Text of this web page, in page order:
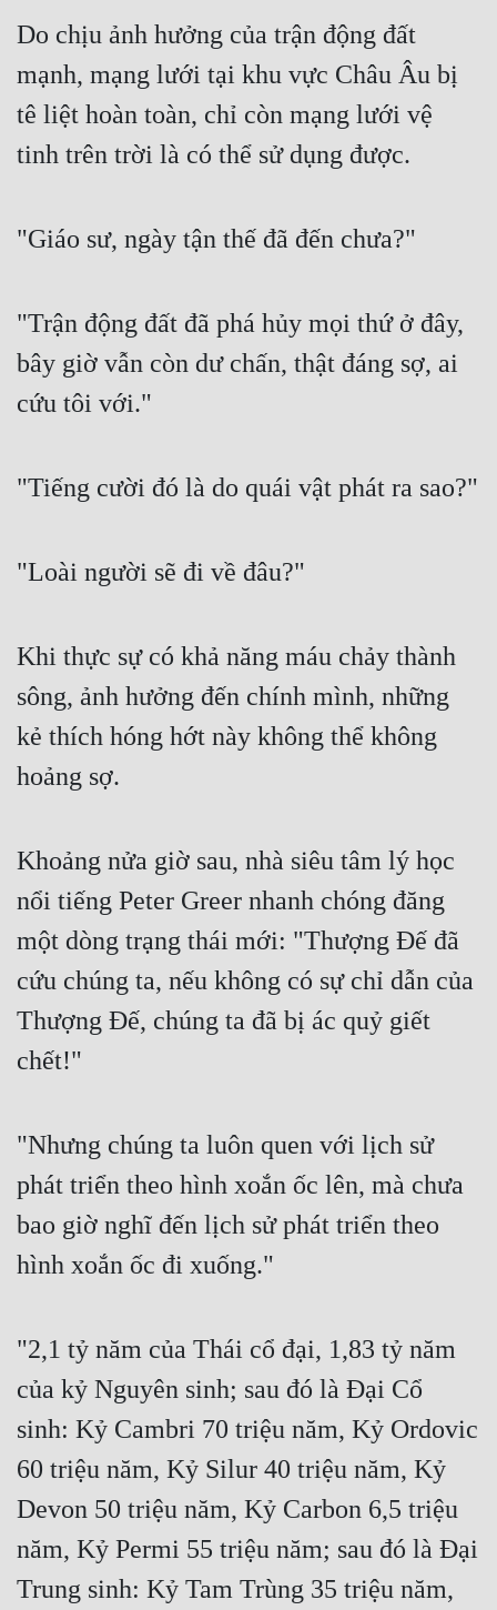
Linh Dị
Làm Giàu
Lịch Sử
Mưu Mô
Mỹ Thực
Ngược
Nữ Cường
Phản Phái
Quân Sự
Sảng Văn
Sắc
Sủng
Tiên Hiệp
Tiểu Thuyết
Trinh Thám
Trùng Sinh
Tu Chân
Tu Tiên
Tội Phạm
Vô Địch
Võng Du
Xuyên Không
Xuyên Nhanh
Xuyên Thư
Điền Văn
Do chịu ảnh hưởng của trận động đất
mạnh, mạng lưới tại khu vực Châu Âu bị
tê liệt hoàn toàn, chỉ còn mạng lưới vệ
tinh trên trời là có thể sử dụng được.
"Giáo sư, ngày tận thế đã đến chưa?"
"Trận động đất đã phá hủy mọi thứ ở đây,
bây giờ vẫn còn dư chấn, thật đáng sợ, ai
cứu tôi với."
"Tiếng cười đó là do quái vật phát ra sao?"
"Loài người sẽ đi về đâu?"
Khi thực sự có khả năng máu chảy thành
sông, ảnh hưởng đến chính mình, những
kẻ thích hóng hớt này không thể không
hoảng sợ.
Khoảng nửa giờ sau, nhà siêu tâm lý học
nổi tiếng Peter Greer nhanh chóng đăng
một dòng trạng thái mới: "Thượng Đế đã
cứu chúng ta, nếu không có sự chỉ dẫn của
Thượng Đế, chúng ta đã bị ác quỷ giết
chết!"
"Nhưng chúng ta luôn quen với lịch sử
phát triển theo hình xoắn ốc lên, mà chưa
bao giờ nghĩ đến lịch sử phát triển theo
hình xoắn ốc đi xuống."
"2,1 tỷ năm của Thái cổ đại, 1,83 tỷ năm
của kỷ Nguyên sinh; sau đó là Đại Cổ
sinh: Kỷ Cambri 70 triệu năm, Kỷ Ordovic
60 triệu năm, Kỷ Silur 40 triệu năm, Kỷ
Devon 50 triệu năm, Kỷ Carbon 6,5 triệu
năm, Kỷ Permi 55 triệu năm; sau đó là Đại
Trung sinh: Kỷ Tam Trùng 35 triệu năm,